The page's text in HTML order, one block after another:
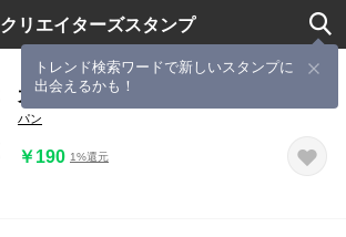
クリエイターズスタンプ
トレンド検索ワードで新しいスタンプに
出会えるかも！
大好きな♡よしのぶへ送るスタンプ
パン
￥190 1%還元